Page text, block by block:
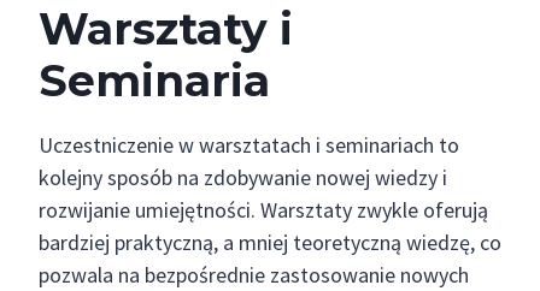
Warsztaty i
Seminaria
Uczestniczenie w warsztatach i seminariach to
kolejny sposób na zdobywanie nowej wiedzy i
rozwijanie umiejętności. Warsztaty zwykle oferują
bardziej praktyczną, a mniej teoretyczną wiedzę, co
pozwala na bezpośrednie zastosowanie nowych